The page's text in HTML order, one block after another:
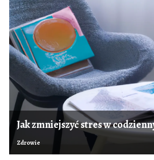
Jak zmniejszyć stres w
Zdrowie